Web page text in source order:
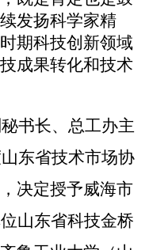
发扬科学家精
期科技创新领域
成果转化和技术
书长、总工办主
东省技术市场协
决定授予威海市
山东省科技金桥